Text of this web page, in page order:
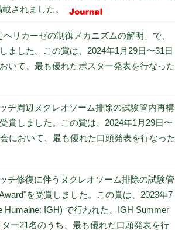
されました。
リカーゼの制御メカニズムの解明」で、
ました。この賞は、2024年1月29日〜31日
いて、最も優れたポスター発表を行なった
チ周辺ヌクレオソーム排除の試験管内再構
賞しました。この賞は、2024年1月29日〜
において、最も優れた口頭発表を行なった
チ修復に伴うヌクレオソーム排除の試験管
を受賞しました。この賞は、2023年7
Humaine: IGH) で行われた、IGH Summer
ー21名のうち、最も優れた口頭発表を行